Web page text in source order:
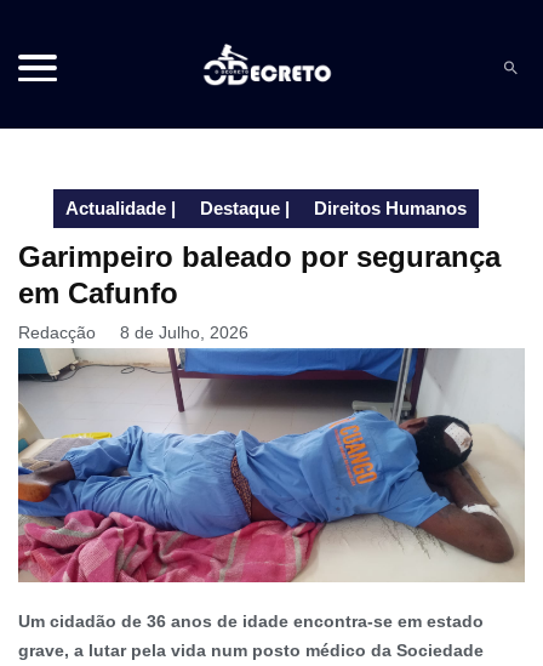
Actualidade| Destaque| Direitos Humanos
Garimpeiro baleado por segurança
em Cafunfo
Redacção 8 de Julho, 2026
Um cidadão de 36 anos de idade encontra-se em estado
grave, a lutar pela vida num posto médico da Sociedade